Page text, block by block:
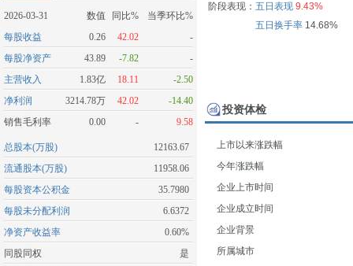
2026-03-31 数值 同比%
当季环比%
每股收益
0.26 42.02
-
每股净资产
43.89 -7.82
-
主营收入
1.83亿 18.11
-2.50
净利润
3214.78万 42.02
-14.40
销售毛利率
0.00 - 9.58
总股本(万股)
12163.67
流通股本(万股)
11958.06
每股资本公积金
35.7980
每股未分配利润
6.6372
净资产收益率
0.60%
同股同权
是
阶段表现： 五日表现 9.43%
五日换手率14.68%
投资体检
上市以来涨跌幅
今年涨跌幅
企业上市时间
企业成立时间
企业背景
所属城市